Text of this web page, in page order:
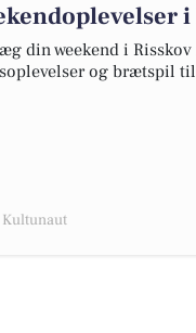
din weekend i
og brætspil